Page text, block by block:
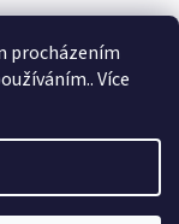
procházením
Více